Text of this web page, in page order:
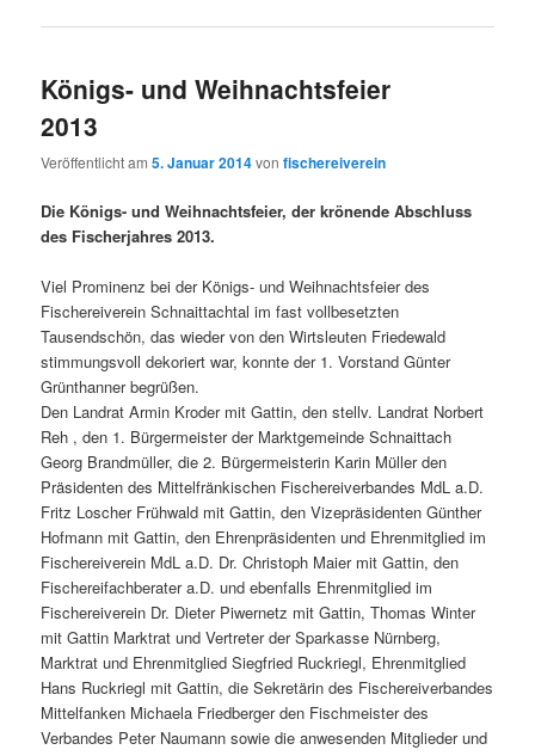
Königs- und Weihnachtsfeier
2013
Veröffentlicht am5. Januar 2014vonfischereiverein
Die Königs- und Weihnachtsfeier, der krönende Abschluss
des Fischerjahres 2013.
Viel Prominenz bei der Königs- und Weihnachtsfeier des
Fischereiverein Schnaittachtal im fast vollbesetzten
Tausendschön, das wieder von den Wirtsleuten Friedewald
stimmungsvoll dekoriert war, konnte der 1. Vorstand Günter
Grünthanner begrüßen.
Den Landrat Armin Kroder mit Gattin, den stellv. Landrat Norbert
Reh , den 1. Bürgermeister der Marktgemeinde Schnaittach
Georg Brandmüller, die 2. Bürgermeisterin Karin Müller den
Präsidenten des Mittelfränkischen Fischereiverbandes MdL a.D.
Fritz Loscher Frühwald mit Gattin, den Vizepräsidenten Günther
Hofmann mit Gattin, den Ehrenpräsidenten und Ehrenmitglied im
Fischereiverein MdL a.D. Dr. Christoph Maier mit Gattin, den
Fischereifachberater a.D. und ebenfalls Ehrenmitglied im
Fischereiverein Dr. Dieter Piwernetz mit Gattin, Thomas Winter
mit Gattin Marktrat und Vertreter der Sparkasse Nürnberg,
Marktrat und Ehrenmitglied Siegfried Ruckriegl, Ehrenmitglied
Hans Ruckriegl mit Gattin, die Sekretärin des Fischereiverbandes
Mittelfanken Michaela Friedberger den Fischmeister des
Verbandes Peter Naumann sowie die anwesenden Mitglieder und